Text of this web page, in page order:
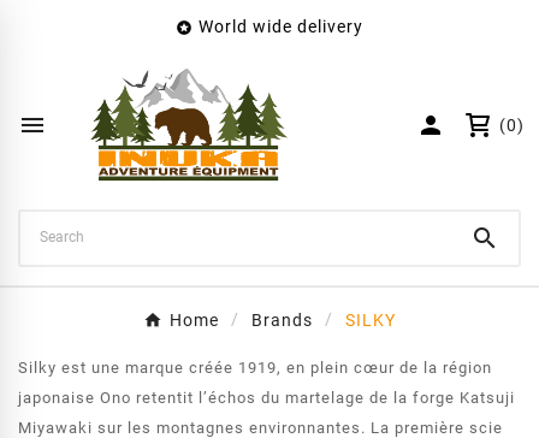
 World wide delivery
  (0)

Home Brands SILKY
Silky est une marque créée 1919, en plein cœur de la région
japonaise Ono retentit l’échos du martelage de la forge Katsuji
Miyawaki sur les montagnes environnantes. La première scie
Wishlist name